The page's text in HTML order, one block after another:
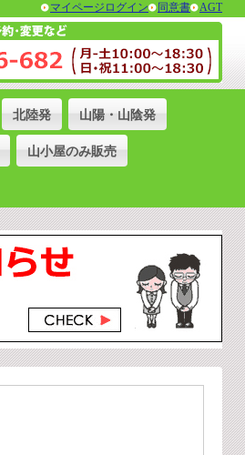
AGT
同意書
マイページログイン
北陸発 山陽・山陰発
山小屋のみ販売